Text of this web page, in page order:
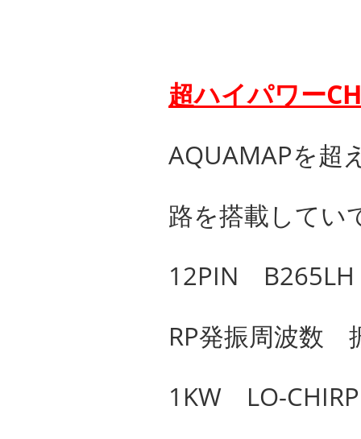
超ハイパワー
AQUAMAPを超
路を搭載してい
12PIN
RP発振周波数
1KW LO-